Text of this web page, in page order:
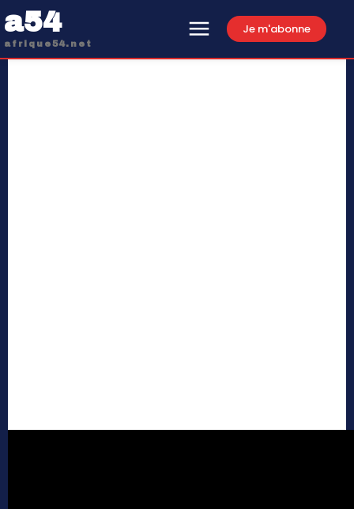
a54
afrique54.net
Je m'abonne